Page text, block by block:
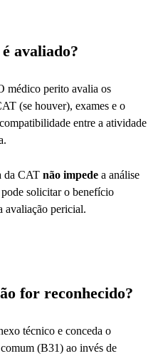
avaliado?
médico perito avalia os
(se houver), exames e o
entre a atividade
da CATnão impede a análise
solicitar o benefício
avaliação pericial.
for reconhecido?
técnico e conceda o
(B31) ao invés de